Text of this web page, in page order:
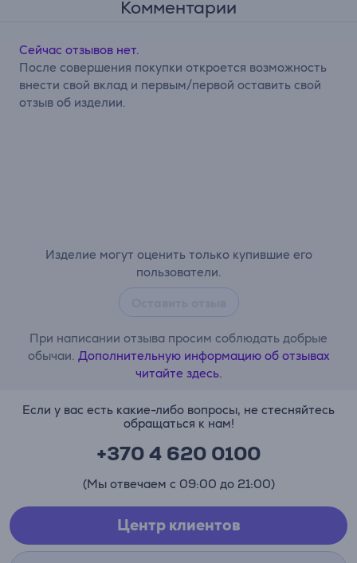
Комментарии
Изделие могут оценить только купившие его
пользователи.
При написании отзыва просим соблюдать добрые
обычаи. Дополнительную информацию об отзывах
читайте здесь.
Сейчас отзывов нет.
После совершения покупки откроется возможность
внести свой вклад и первым/первой оставить свой
отзыв об изделии.
Если у вас есть какие-либо вопросы, не стесняйтесь
обращаться к нам!
+370 4 620 0100
(Мы отвечаем с 09:00 до 21:00)
Центр клиентов